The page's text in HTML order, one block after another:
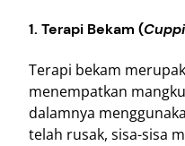
1. Terapi Bekam (
Terapi bekam
menempatkan
dalamnya
telah rusak, sisa-sisa